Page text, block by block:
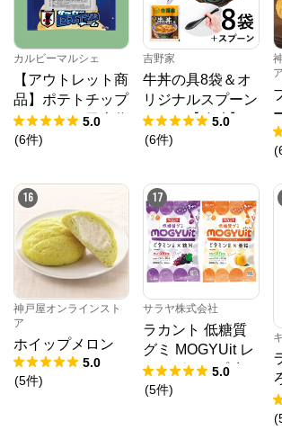
カルビーマルシェ
【アウトレット商
品】ポテトチップ
スサッカー日本代
表チーム2024（2
日
5.0
(6件)
吉野家
牛丼の具8袋＆オ
リジナルスプーン
セット【冷凍】
5.0
(6件)
ア
(
16
神戸屋オンラインスト
ア
ホイップメロン
5.0
(5件)
17
サラヤ株式会社
ラカント 低糖質
グミ MOGYUit レ
ッドグレープ味＆
ゴールデンピーチ
5.0
(5件)
(